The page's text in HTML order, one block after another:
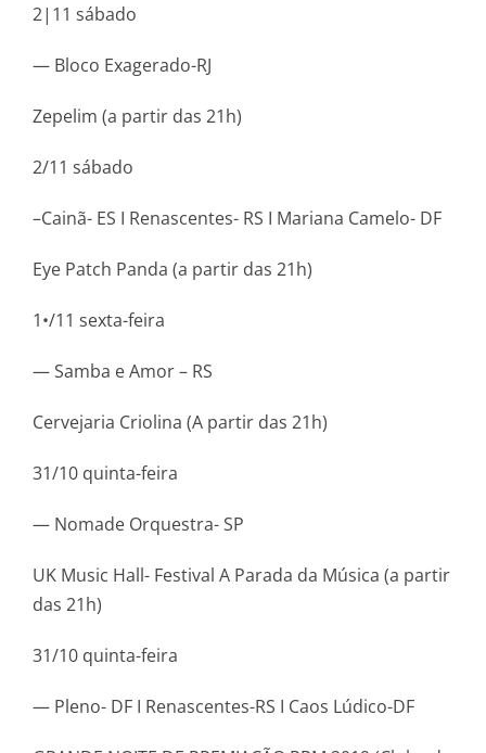
2|11 sábado
— Bloco Exagerado-RJ
Zepelim (a partir das 21h)
2/11 sábado
–Cainã- ES I Renascentes- RS I Mariana Camelo- DF
Eye Patch Panda (a partir das 21h)
1•/11 sexta-feira
— Samba e Amor – RS
Cervejaria Criolina (A partir das 21h)
31/10 quinta-feira
— Nomade Orquestra- SP
UK Music Hall- Festival A Parada da Música (a partir
das 21h)
31/10 quinta-feira
— Pleno- DF I Renascentes-RS I Caos Lúdico-DF